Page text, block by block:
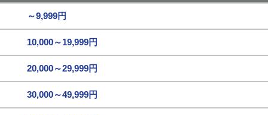
～9,999円
10,000～19,999円
20,000～29,999円
30,000～49,999円